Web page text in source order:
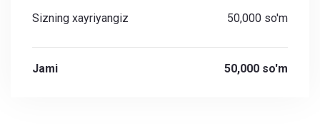
Sizning xayriyangiz 50,000 so'm
Jami 50,000 so'm